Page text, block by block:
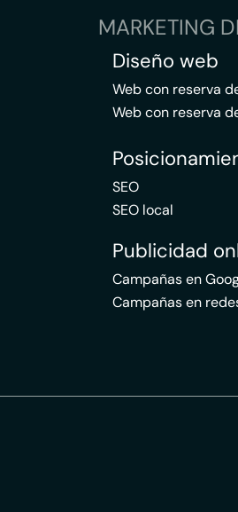
MARKETING
Diseño web
Web con reserva
Web con reserva
SEO
SEO local
Publicidad
Campañas en
Campañas en